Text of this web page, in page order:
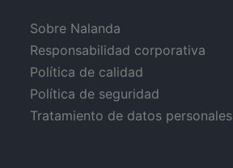
Sobre Nalanda
Responsabilidad corporativa
Política de calidad
Política de seguridad
Tratamiento de datos personales